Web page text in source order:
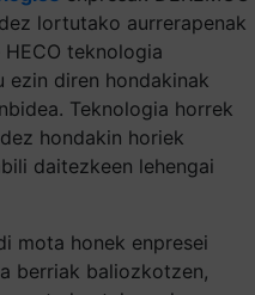
lortutako aurrerapenak
teknologia
diren hondakinak
Teknologia horrek
hondakin horiek
daitezkeen lehengai
mota honek enpresei
berriak baliozkotzen,